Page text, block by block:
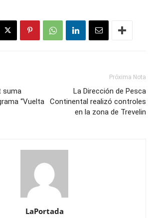
suma
“Vuelta
Próxima Nota
La Dirección de Pesca
Continental realizó controles
en la zona de Trevelin
LaPortada